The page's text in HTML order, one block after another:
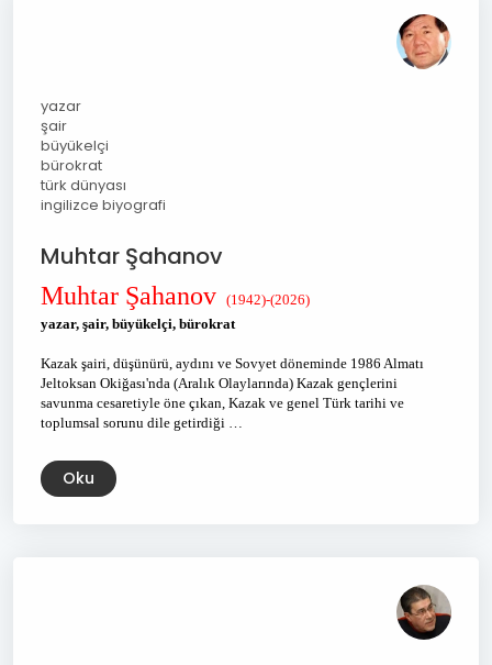
yazar
şair
büyükelçi
bürokrat
türk dünyası
ingilizce biyografi
Muhtar Şahanov
Muhtar Şahanov (1942)-(2026)
yazar, şair, büyükelçi, bürokrat
Kazak şairi, düşünürü, aydını ve Sovyet döneminde 1986 Almatı
Jeltoksan Okiğası'nda (Aralık Olaylarında) Kazak gençlerini
savunma cesaretiyle öne çıkan, Kazak ve genel Türk tarihi ve
toplumsal sorunu dile getirdiği …
Oku